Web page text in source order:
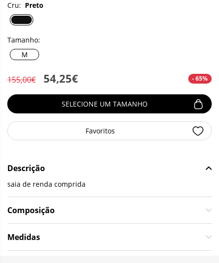
Cru: Preto
Tamanho:
M
155,00€ 54,25€ - 65%
SELECIONE UM TAMANHO
Favoritos
Descrição
saia de renda comprida
Composição
Medidas